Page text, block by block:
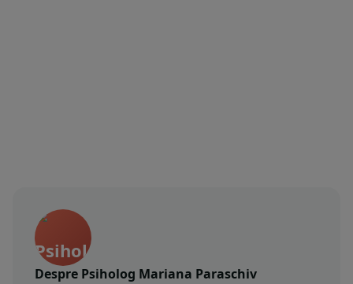
Despre Psiholog Mariana Paraschiv